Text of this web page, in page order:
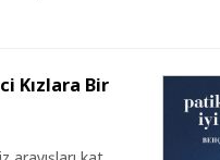
Kızlara Bir